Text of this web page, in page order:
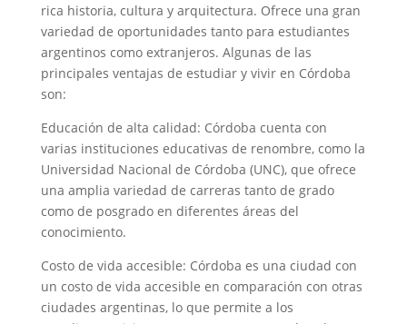
rica historia, cultura y arquitectura. Ofrece una gran
variedad de oportunidades tanto para estudiantes
argentinos como extranjeros. Algunas de las
principales ventajas de estudiar y vivir en Córdoba
son:
Educación de alta calidad: Córdoba cuenta con
varias instituciones educativas de renombre, como la
Universidad Nacional de Córdoba (UNC), que ofrece
una amplia variedad de carreras tanto de grado
como de posgrado en diferentes áreas del
conocimiento.
Costo de vida accesible: Córdoba es una ciudad con
un costo de vida accesible en comparación con otras
ciudades argentinas, lo que permite a los